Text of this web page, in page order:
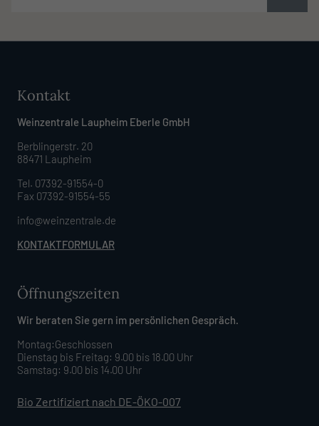
Kontakt
Weinzentrale Laupheim Eberle GmbH
Berblingerstr. 20
88471 Laupheim
Tel. 07392-91554-0
Fax 07392-91554-55
info@weinzentrale.de
KONTAKTFORMULAR
Öffnungszeiten
Wir beraten Sie gern im persönlichen Gespräch.
Montag:Geschlossen
Dienstag bis Freitag: 9.00 bis 18.00 Uhr
Samstag: 9.00 bis 14.00 Uhr
Bio Zertifiziert nach DE-ÖKO-007